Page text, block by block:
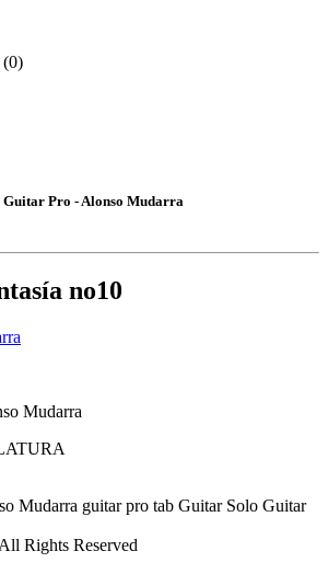
(0)
Pro - Alonso Mudarra
no10
Mudarra
Rights Reserved